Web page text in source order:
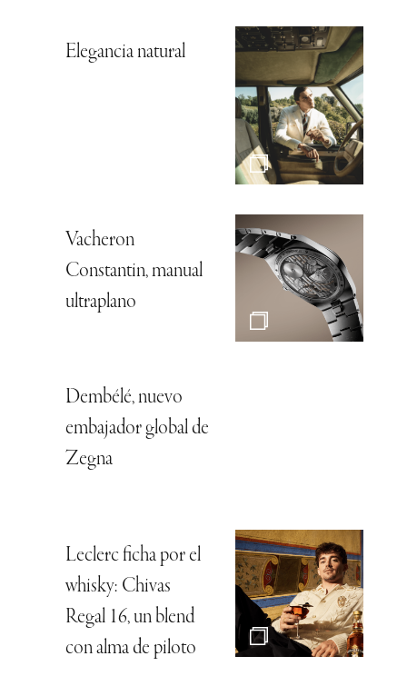
Elegancia natural
Vacheron
Constantin, manual
ultraplano
Dembélé, nuevo
embajador global de
Zegna
Leclerc ficha por el
whisky: Chivas
Regal 16, un blend
con alma de piloto